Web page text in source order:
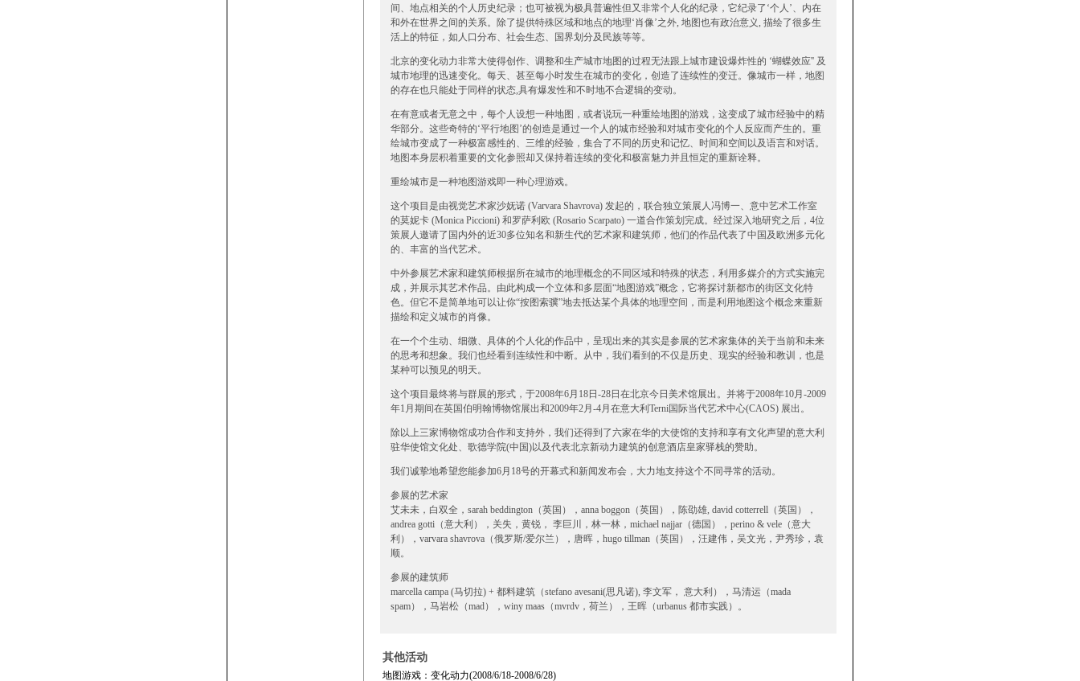
间、地点相关的个人历史纪录；也可被视为极具普遍性但又非常个人化的纪录，它纪录了‘个人’、内在
和外在世界之间的关系。除了提供特殊区域和地点的地理‘肖像’之外, 地图也有政治意义, 描绘了很多生
活上的特征，如人口分布、社会生态、国界划分及民族等等。
北京的变化动力非常大使得创作、调整和生产城市地图的过程无法跟上城市建设爆炸性的 ‘蝴蝶效应'' 及
城市地理的迅速变化。每天、甚至每小时发生在城市的变化，创造了连续性的变迁。像城市一样，地图
的存在也只能处于同样的状态,具有爆发性和不时地不合逻辑的变动。
在有意或者无意之中，每个人设想一种地图，或者说玩一种重绘地图的游戏，这变成了城市经验中的精
华部分。这些奇特的‘平行地图’的创造是通过一个人的城市经验和对城市变化的个人反应而产生的。重
绘城市变成了一种极富感性的、三维的经验，集合了不同的历史和记忆、时间和空间以及语言和对话。
地图本身层积着重要的文化参照却又保持着连续的变化和极富魅力并且恒定的重新诠释。
重绘城市是一种地图游戏即一种心理游戏。
这个项目是由视觉艺术家沙妩诺 (Varvara Shavrova) 发起的，联合独立策展人冯博一、意中艺术工作室
的莫妮卡 (Monica Piccioni) 和罗萨利欧 (Rosario Scarpato) 一道合作策划完成。经过深入地研究之后，4位
策展人邀请了国内外的近30多位知名和新生代的艺术家和建筑师，他们的作品代表了中国及欧洲多元化
的、丰富的当代艺术。
中外参展艺术家和建筑师根据所在城市的地理概念的不同区域和特殊的状态，利用多媒介的方式实施完
成，并展示其艺术作品。由此构成一个立体和多层面“地图游戏”概念，它将探讨新都市的街区文化特
色。但它不是简单地可以让你“按图索骥”地去抵达某个具体的地理空间，而是利用地图这个概念来重新
描绘和定义城市的肖像。
在一个个生动、细微、具体的个人化的作品中，呈现出来的其实是参展的艺术家集体的关于当前和未来
的思考和想象。我们也经看到连续性和中断。从中，我们看到的不仅是历史、现实的经验和教训，也是
某种可以预见的明天。
这个项目最终将与群展的形式，于2008年6月18日-28日在北京今日美术馆展出。并将于2008年10月-2009
年1月期间在英国伯明翰博物馆展出和2009年2月-4月在意大利Terni国际当代艺术中心(CAOS) 展出。
除以上三家博物馆成功合作和支持外，我们还得到了六家在华的大使馆的支持和享有文化声望的意大利
驻华使馆文化处、歌德学院(中国)以及代表北京新动力建筑的创意酒店皇家驿栈的赞助。
我们诚挚地希望您能参加6月18号的开幕式和新闻发布会，大力地支持这个不同寻常的活动。
参展的艺术家
艾未未，白双全，sarah beddington（英国），anna boggon（英国），陈劭雄, david cotterrell（英国），
andrea gotti（意大利），关失，黄锐， 李巨川，林一林，michael najjar（德国），perino & vele（意大
利），varvara shavrova（俄罗斯/爱尔兰），唐晖，hugo tillman（英国），汪建伟，吴文光，尹秀珍，袁
顺。
参展的建筑师
marcella campa (马切拉) + 都料建筑（stefano avesani(思凡诺), 李文军， 意大利），马清运（mada
spam），马岩松（mad），winy maas（mvrdv，荷兰），王晖（urbanus 都市实践）。
其他活动
地图游戏：变化动力(2008/6/18-2008/6/28)